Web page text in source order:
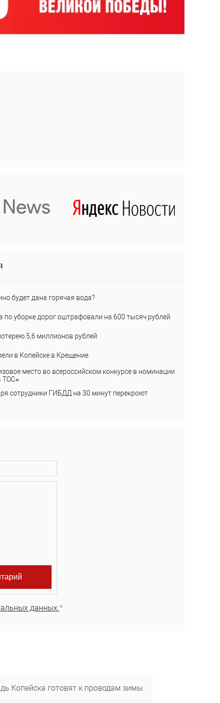
будет дана горячая вода?
по уборке дорог оштрафовали на 600 тысяч рублей
5,6 миллионов рублей
в Копейске в Крещение
место во всероссийском конкурсе в номинации
ТОС»
сотрудники ГИБДД на 30 минут перекроют
данных.*
Копейска готовят к проводам зимы